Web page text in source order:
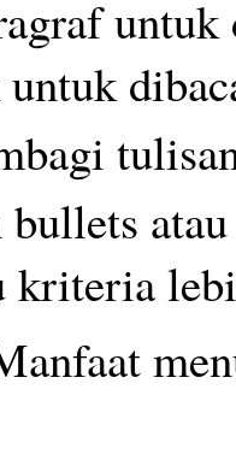
untuk
kriteria